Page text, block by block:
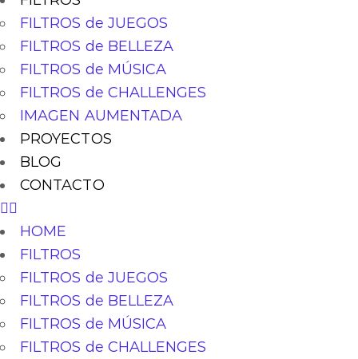
FILTROS de JUEGOS
FILTROS de BELLEZA
FILTROS de MÚSICA
FILTROS de CHALLENGES
IMAGEN AUMENTADA
PROYECTOS
BLOG
CONTACTO
HOME
FILTROS
FILTROS de JUEGOS
FILTROS de BELLEZA
FILTROS de MÚSICA
FILTROS de CHALLENGES